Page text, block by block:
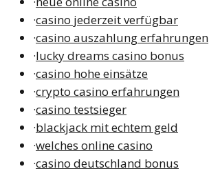
·casino jederzeit verfügbar
·casino auszahlung erfahrungen
·lucky dreams casino bonus
·casino hohe einsätze
·crypto casino erfahrungen
·casino testsieger
·blackjack mit echtem geld
·welches online casino
·casino deutschland bonus